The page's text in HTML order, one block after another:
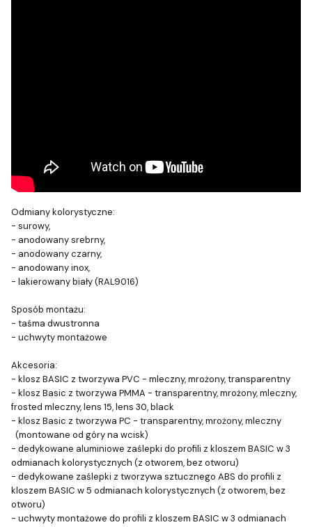
Odmiany kolorystyczne:
- surowy,
- anodowany srebrny,
- anodowany czarny,
- anodowany inox,
- lakierowany biały (RAL9016)
Sposób montażu:
- taśma dwustronna
- uchwyty montażowe
Akcesoria:
- klosz BASIC z tworzywa PVC - mleczny, mrożony, transparentny
- klosz Basic z tworzywa PMMA - transparentny, mrożony, mleczny,
frosted mleczny, lens 15, lens 30, black
- klosz Basic z tworzywa PC - transparentny, mrożony, mleczny
(montowane od góry na wcisk)
- dedykowane aluminiowe zaślepki do profili z kloszem BASIC w 3
odmianach kolorystycznych (z otworem, bez otworu)
- dedykowane zaślepki z tworzywa sztucznego ABS do profili z
kloszem BASIC w 5 odmianach kolorystycznych (z otworem, bez
otworu)
- uchwyty montażowe do profili z kloszem BASIC w 3 odmianach